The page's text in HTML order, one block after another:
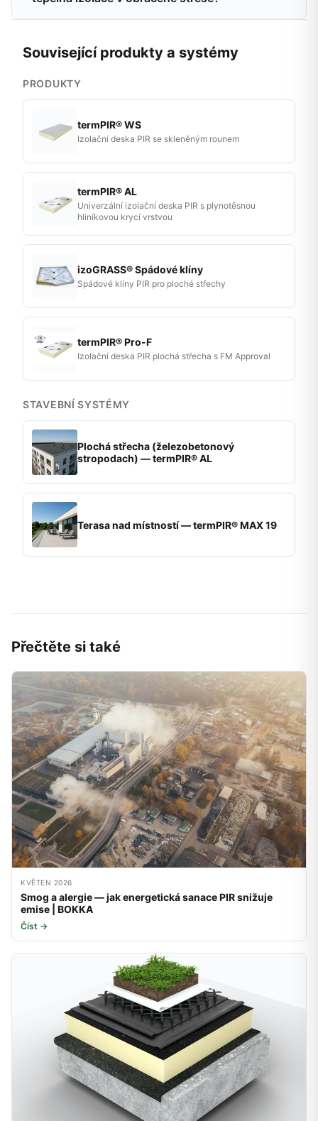
Související produkty a systémy
PRODUKTY
termPIR® WS
Izolační deska PIR se skleněným rounem
termPIR® AL
Univerzální izolační deska PIR s plynotěsnou
hliníkovou krycí vrstvou
izoGRASS® Spádové klíny
Spádové klíny PIR pro ploché střechy
termPIR® Pro-F
Izolační deska PIR plochá střecha s FM Approval
STAVEBNÍ SYSTÉMY
Plochá střecha (železobetonový
stropodach) — termPIR® AL
Terasa nad místností — termPIR® MAX 19
Přečtěte si také
KVĚTEN 2026
Smog a alergie — jak energetická sanace PIR snižuje
emise | BOKKA
Číst →